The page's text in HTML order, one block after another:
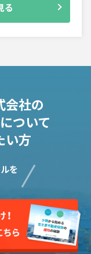
る
会社の
ついて
い方
を